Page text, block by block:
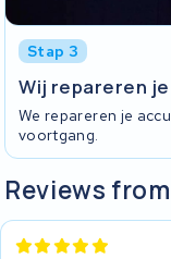
Stap 3
Wij repareren
We repareren je
voortgang.
Reviews